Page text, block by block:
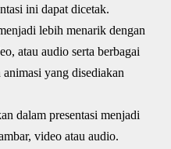
ini dapat dicetak.
lebih menarik dengan
atau audio serta berbagai
animasi yang disediakan
dalam presentasi menjadi
video atau audio.